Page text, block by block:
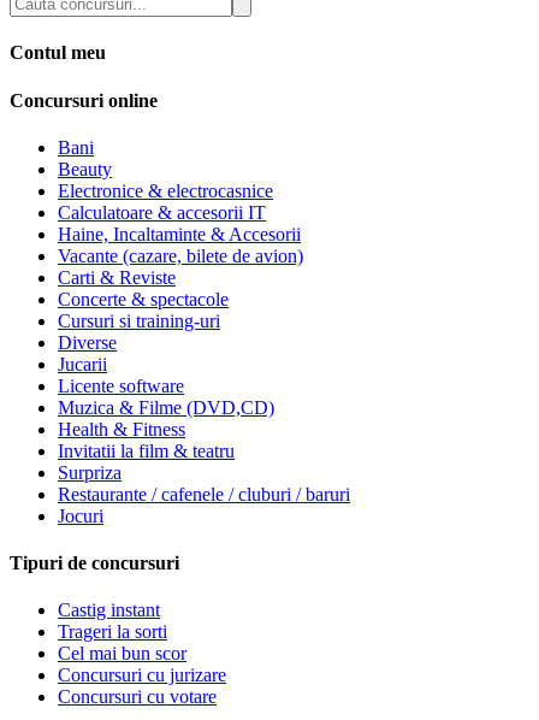
Contul meu
Concursuri online
Bani
Beauty
Electronice & electrocasnice
Calculatoare & accesorii IT
Haine, Incaltaminte & Accesorii
Vacante (cazare, bilete de avion)
Carti & Reviste
Concerte & spectacole
Cursuri si training-uri
Diverse
Jucarii
Licente software
Muzica & Filme (DVD,CD)
Health & Fitness
Invitatii la film & teatru
Surpriza
Restaurante / cafenele / cluburi / baruri
Jocuri
Tipuri de concursuri
Castig instant
Trageri la sorti
Cel mai bun scor
Concursuri cu jurizare
Concursuri cu votare